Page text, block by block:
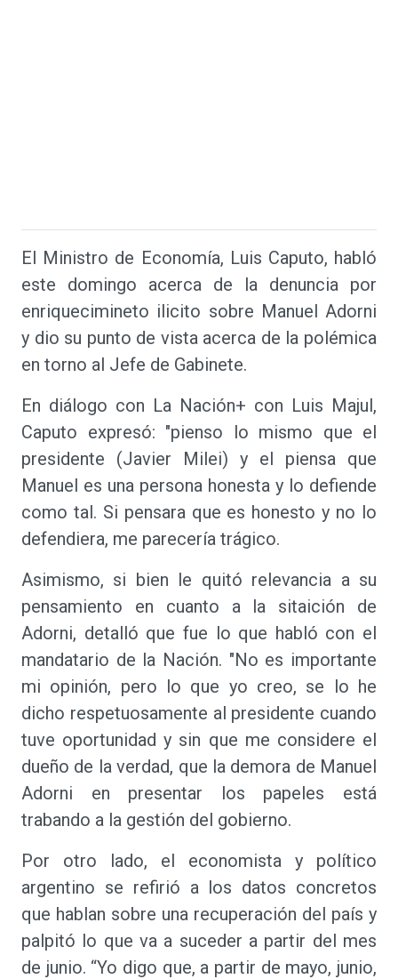
El Ministro de Economía, Luis Caputo, habló
este domingo acerca de la denuncia por
enriquecimineto ilicito sobre Manuel Adorni
y dio su punto de vista acerca de la polémica
en torno al Jefe de Gabinete.
En diálogo con La Nación+ con Luis Majul,
Caputo expresó: "pienso lo mismo que el
presidente (Javier Milei) y el piensa que
Manuel es una persona honesta y lo defiende
como tal. Si pensara que es honesto y no lo
defendiera, me parecería trágico.
Asimismo, si bien le quitó relevancia a su
pensamiento en cuanto a la sitaición de
Adorni, detalló que fue lo que habló con el
mandatario de la Nación. "No es importante
mi opinión, pero lo que yo creo, se lo he
dicho respetuosamente al presidente cuando
tuve oportunidad y sin que me considere el
dueño de la verdad, que la demora de Manuel
Adorni en presentar los papeles está
trabando a la gestión del gobierno.
Por otro lado, el economista y político
argentino se refirió a los datos concretos
que hablan sobre una recuperación del país y
palpitó lo que va a suceder a partir del mes
de junio. “Yo digo que, a partir de mayo, junio,